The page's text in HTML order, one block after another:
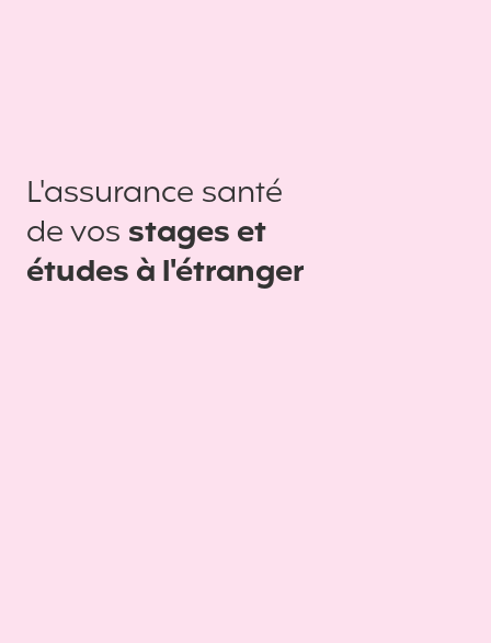
L'assurance santé
de vos stages et
études à l'étranger